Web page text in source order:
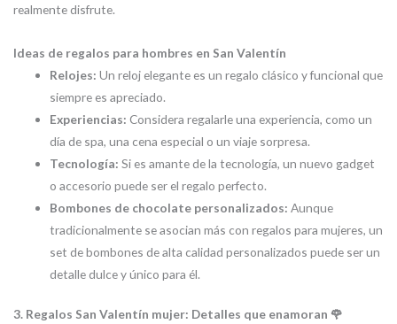
realmente disfrute.
Ideas de regalos para hombres en San Valentín
Relojes: Un reloj elegante es un regalo clásico y funcional que
siempre es apreciado.
Experiencias: Considera regalarle una experiencia, como un
día de spa, una cena especial o un viaje sorpresa.
Tecnología: Si es amante de la tecnología, un nuevo gadget
o accesorio puede ser el regalo perfecto.
Bombones de chocolate personalizados: Aunque
tradicionalmente se asocian más con regalos para mujeres, un
set de bombones de alta calidad personalizados puede ser un
detalle dulce y único para él.
3. Regalos San Valentín mujer: Detalles que enamoran 🌹